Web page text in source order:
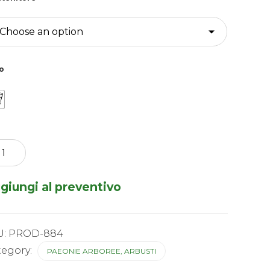
al preventivo
PROD-884
PAEONIE ARBOREE, ARBUSTI